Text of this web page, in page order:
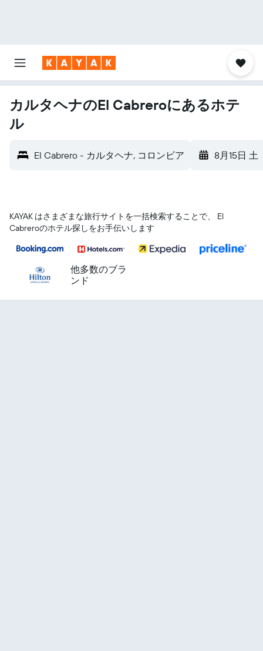
カルタヘナのEl Cabreroにあるホテ
ル
El Cabrero - カルタヘナ, コロンビア 8月15日 土
KAYAK はさまざまな旅行サイトを一括検索することで、 El
Cabreroのホテル探しをお手伝いします
他多数のブラ
ンド